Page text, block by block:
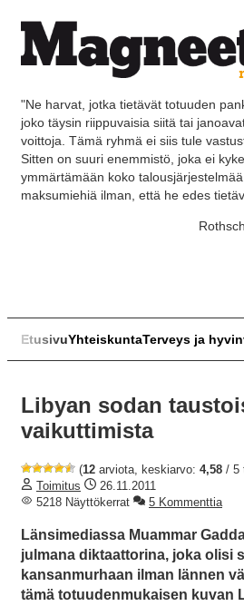
"Ne harvat, jotka tietävät totuuden
joko täysin riippuvaisia siitä tai
voittoja. Tämä ryhmä ei siis tule
Sitten on suuri enemmistö, joka ei
ymmärtämään koko
maksumiehiä ilman, että he edes
EtusivuYhteiskuntaTerveys ja
Libyan sodan
vaikuttimista
(12 arviota, keskiarvo: 4,58 / 5
Toimitus
26.11.2011
5218 Näyttökerrat
5 Kommenttia
Länsimediassa Muammar
julmana diktaattorina, joka olisi
kansanmurhaan ilman lännen
tämä totuudenmukaisen kuvan